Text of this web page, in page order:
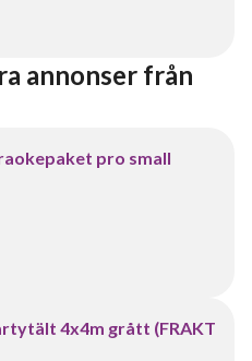
annonser från
pro small
4x4m grått (FRAKT